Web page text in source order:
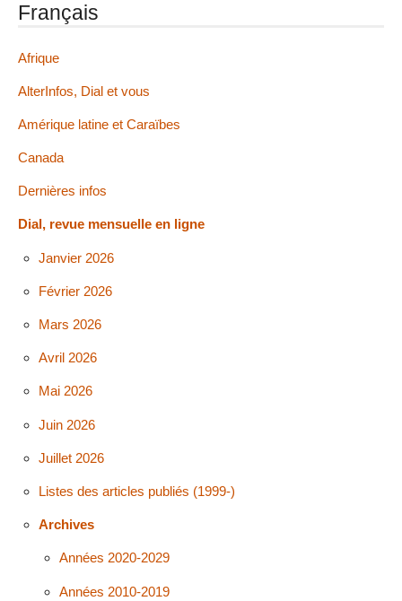
Français
Afrique
AlterInfos, Dial et vous
Amérique latine et Caraïbes
Canada
Dernières infos
Dial, revue mensuelle en ligne
Janvier 2026
Février 2026
Mars 2026
Avril 2026
Mai 2026
Juin 2026
Juillet 2026
Listes des articles publiés (1999-)
Archives
Années 2020-2029
Années 2010-2019